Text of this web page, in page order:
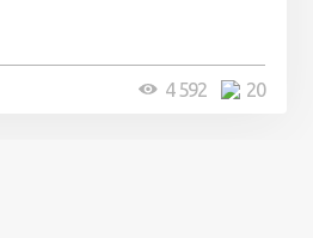
20
4 592